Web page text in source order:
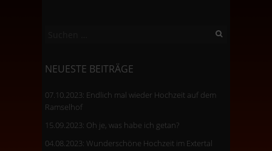
NEUESTE BEITRÄGE
07.10.2023: Endlich mal wieder Hochzeit auf dem
Ramselhof
15.09.2023: Oh je, was habe ich getan?
04.08.2023: Wunderschöne Hochzeit im Extertal